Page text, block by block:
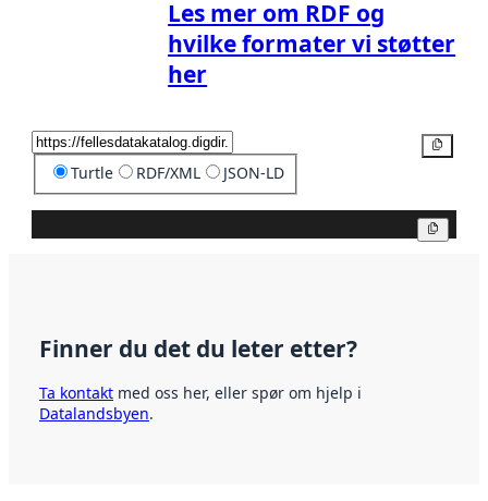
Les mer om RDF og
hvilke formater vi støtter
her
Turtle RDF/XML JSON-LD
Finner du det du leter etter?
Ta kontakt med oss her, eller spør om hjelp i
Datalandsbyen.